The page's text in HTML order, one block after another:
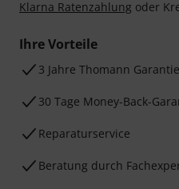
Klarna Ratenzahlung oder
Ihre Vorteile
3 Jahre Thomann Garantie
30 Tage Money-Back-
Reparaturservice
Beratung durch